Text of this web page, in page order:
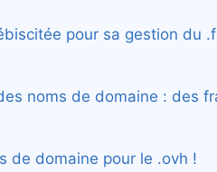
pour sa gestion du
noms de domaine : des
de domaine pour le .ovh !